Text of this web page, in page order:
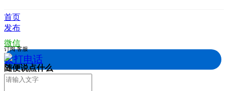
首页
发布
微信
拨打电话
订阅 客服
随便说点什么